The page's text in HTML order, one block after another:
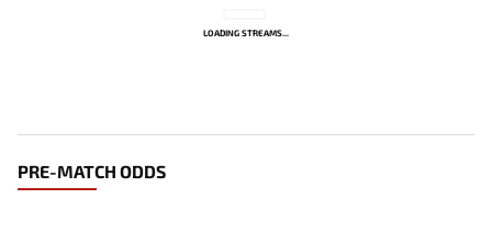
LOADING STREAMS...
PRE-MATCH ODDS